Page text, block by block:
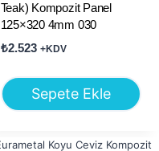
Teak) Kompozit Panel
125×320 4mm 030
₺2.523 +KDV
Sepete Ekle